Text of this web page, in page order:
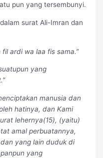
pun yang tersembunyi.
surat Ali-Imran dan
fil ardi wa laa fis sama.”
yang
manusia dan
hatinya, dan Kami
lehernya(15), (yaitu)
amal perbuatannya,
yang lain duduk di
yang